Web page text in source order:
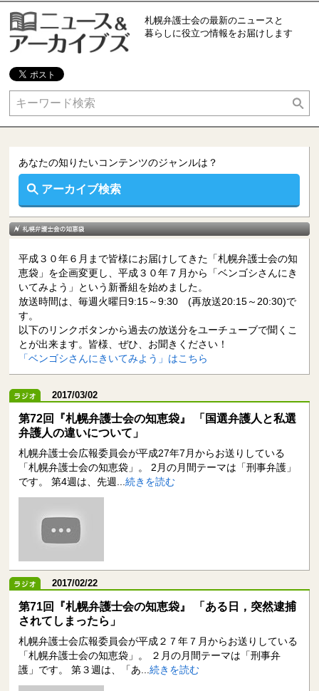
札幌弁護士会の最新のニュースと
暮らしに役立つ情報をお届けします
あなたの知りたいコンテンツのジャンルは？
アーカイブ検索
平成３０年６月まで皆様にお届けしてきた「札幌弁護士会の知
恵袋」を企画変更し、平成３０年７月から「ベンゴシさんにき
いてみよう」という新番組を始めました。
放送時間は、毎週火曜日9:15～9:30 (再放送20:15～20:30)で
す。
以下のリンクボタンから過去の放送分をユーチューブで聞くこ
とが出来ます。皆様、ぜひ、お聞きください！
「ベンゴシさんにきいてみよう」はこちら
2017/03/02
第72回『札幌弁護士会の知恵袋』 「国選弁護人と私選
弁護人の違いについて」
札幌弁護士会広報委員会が平成27年7月からお送りしている
「札幌弁護士会の知恵袋」。 2月の月間テーマは「刑事弁護」
です。 第4週は、先週...続きを読む
2017/02/22
第71回『札幌弁護士会の知恵袋』 「ある日，突然逮捕
されてしまったら」
札幌弁護士会広報委員会が平成２７年７月からお送りしている
「札幌弁護士会の知恵袋」。 ２月の月間テーマは「刑事弁
護」です。 第３週は、「あ...続きを読む
あなたの知りたいコンテンツのジャンルは？
ＤＶ
インターネット 交通事故
犯罪被害 セクハラ
ＡＤＲ 相続
遺言 後見・民事信託
金融トラブル
労働問題 刑事事件
知りたいキーワードで直接検索もできます。